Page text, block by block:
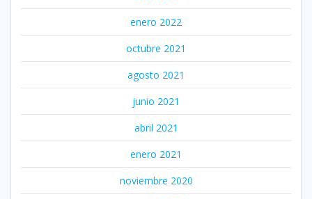
enero 2022
octubre 2021
agosto 2021
junio 2021
abril 2021
enero 2021
noviembre 2020